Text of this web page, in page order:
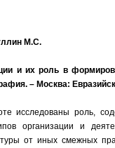
М.С.
и их роль в
– Москва:
исследованы роль,
организации и
от иных смежных